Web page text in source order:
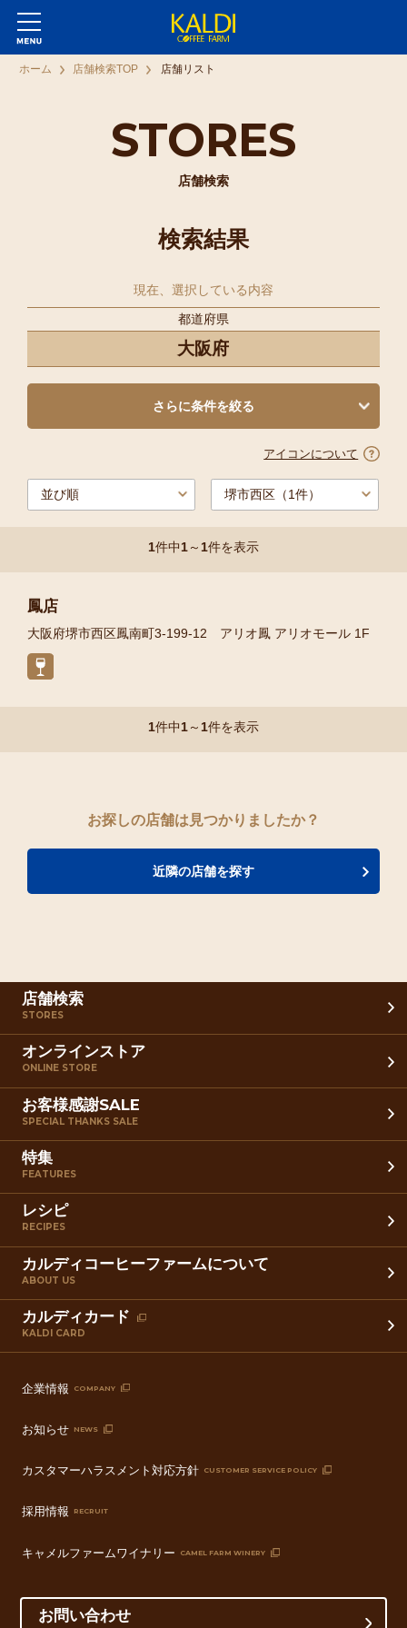
STORES
店舗検索
ホーム 店舗検索TOP 店舗リスト
検索結果
現在、選択している内容
都道府県
大阪府
さらに条件を絞る
1件中1～1件を表示
アイコンについて
鳳店
大阪府堺市西区鳳南町3-199-12 アリオ鳳 アリオモール 1F
1件中1～ 1件を表示
お探しの店舗は見つかりましたか？
近隣の店舗を探す
店舗検索
STORES
オンラインストア
ONLINE STORE
お客様感謝SALE
SPECIAL THANKS SALE
特集
FEATURES
レシピ
RECIPES
カルディコーヒーファームについて
ABOUT US
カルディカード
KALDI CARD
企業情報 COMPANY
お知らせ NEWS
カスタマーハラスメント対応方針 CUSTOMER SERVICE POLICY
採用情報 RECRUIT
キャメルファームワイナリー CAMEL FARM WINERY
お問い合わせ